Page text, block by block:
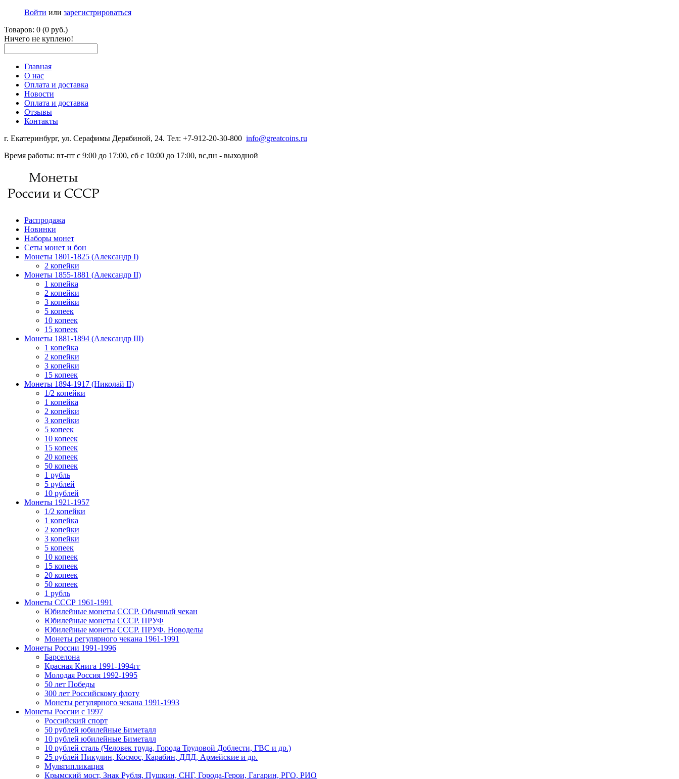
Войти или зарегистрироваться
Товаров: 0 (0 руб.)
Ничего не куплено!
Главная
О нас
Оплата и доставка
Новости
Оплата и доставка
Отзывы
Контакты
г. Екатеринбург, ул. Серафимы Дерябиной, 24. Тел: +7-912-20-30-800 info@greatcoins.ru
Время работы: вт-пт с 9:00 до 17:00, сб с 10:00 до 17:00, вс,пн - выходной
Распродажа
Новинки
Наборы монет
Сеты монет и бон
Монеты 1801-1825 (Александр I)
2 копейки
Монеты 1855-1881 (Александр II)
1 копейка
2 копейки
3 копейки
5 копеек
10 копеек
15 копеек
Монеты 1881-1894 (Александр III)
1 копейка
2 копейки
3 копейки
15 копеек
Монеты 1894-1917 (Николай II)
1/2 копейки
1 копейка
2 копейки
3 копейки
5 копеек
10 копеек
15 копеек
20 копеек
50 копеек
1 рубль
5 рублей
10 рублей
Монеты 1921-1957
1/2 копейки
1 копейка
2 копейки
3 копейки
5 копеек
10 копеек
15 копеек
20 копеек
50 копеек
1 рубль
Монеты СССР 1961-1991
Юбилейные монеты СССР. Обычный чекан
Юбилейные монеты СССР. ПРУФ
Юбилейные монеты СССР. ПРУФ. Новоделы
Монеты регулярного чекана 1961-1991
Монеты России 1991-1996
Барселона
Красная Книга 1991-1994гг
Молодая Россия 1992-1995
50 лет Победы
300 лет Российскому флоту
Монеты регулярного чекана 1991-1993
Монеты России c 1997
Российский спорт
50 рублей юбилейные Биметалл
10 рублей юбилейные Биметалл
10 рублей сталь (Человек труда, Города Трудовой Доблести, ГВС и др.)
25 рублей Никулин, Космос, Карабин, ДДД, Армейские и др.
Мультипликация
Крымский мост, Знак Рубля, Пушкин, СНГ, Города-Герои, Гагарин, РГО, РИО